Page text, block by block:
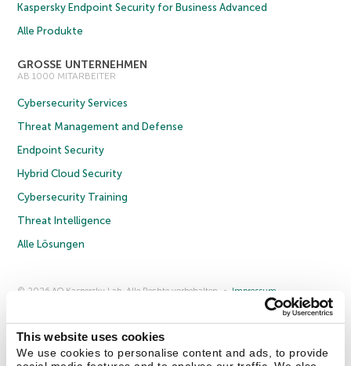
This website uses cookies
We use cookies to personalise content and ads, to provide
Kaspersky Endpoint Security for Business Advanced
Alle Produkte
GROSSE UNTERNEHMEN
AB 1000 MITARBEITER
Cybersecurity Services
Threat Management and Defense
Endpoint Security
Hybrid Cloud Security
Cybersecurity Training
Threat Intelligence
Alle Lösungen
© 2026 AO Kaspersky Lab. Alle Rechte vorbehalten.
Impressum
Lizenzvereinbarung B2B